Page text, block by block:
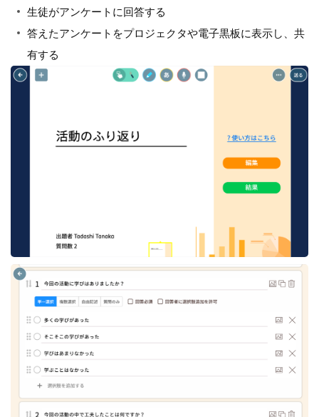
生徒がアンケートに回答する
答えたアンケートをプロジェクタや電子黒板に表示し、共
有する